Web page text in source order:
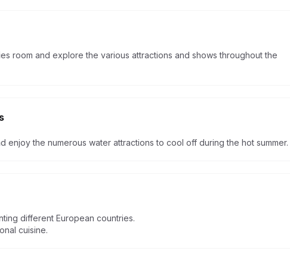
room and explore the various attractions and shows throughout the
enjoy the numerous water attractions to cool off during the hot summer.
different European countries.
cuisine.